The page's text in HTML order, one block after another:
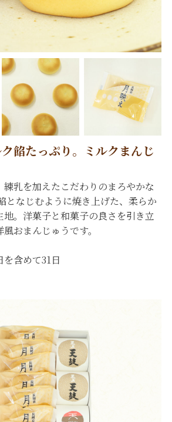
餡たっぷり。ミルクまんじ
乳を加えたこだわりのまろやかな
となじむように焼き上げた、柔らか
地。洋菓子と和菓子の良さを引き立
おまんじゅうです。
を含めて31日